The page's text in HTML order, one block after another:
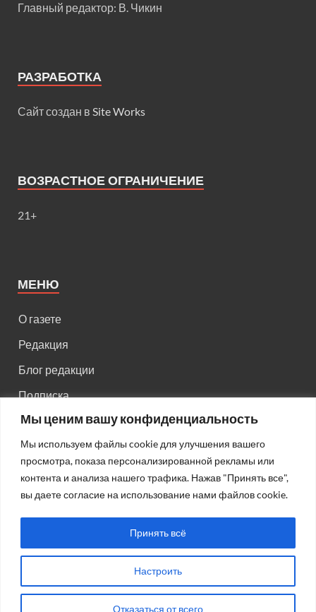
Мы ценим вашу конфиденциальность
Мы используем файлы cookie для улучшения вашего
просмотра, показа персонализированной рекламы или
контента и анализа нашего трафика. Нажав "Принять все",
вы даете согласие на использование нами файлов cookie.
Настроить
Отказаться от всего
Принять всё
Главный редактор: В. Чикин
РАЗРАБОТКА
Сайт создан в Site Works
ВОЗРАСТНОЕ ОГРАНИЧЕНИЕ
21+
МЕНЮ
О газете
Редакция
Блог редакции
Подписка
Правила поведения на сайте
Реклама
Старый HTML сайт
Авторсие права: © 2026Газета "Советская Россия".